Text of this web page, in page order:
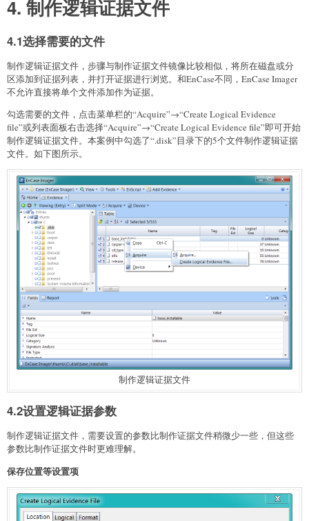
4. 制作逻辑证据文件
4.1选择需要的文件
制作逻辑证据文件，步骤与制作证据文件镜像比较相似，将所在磁盘或分
区添加到证据列表，并打开证据进行浏览。和EnCase不同，EnCase Imager
不允许直接将单个文件添加作为证据。
勾选需要的文件，点击菜单栏的“Acquire”→“Create Logical Evidence
file”或列表面板右击选择“Acquire”→“Create Logical Evidence file”即可开始
制作逻辑证据文件。本案例中勾选了“.disk”目录下的5个文件制作逻辑证据
文件。如下图所示。
制作逻辑证据文件
4.2设置逻辑证据参数
制作逻辑证据文件，需要设置的参数比制作证据文件稍微少一些，但这些
参数比制作证据文件时更难理解。
保存位置等设置项